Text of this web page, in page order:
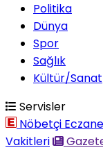
Politika
Dünya
Spor
Sağlık
Kültür/Sanat
Servisler
Nöbetçi
Vakitleri